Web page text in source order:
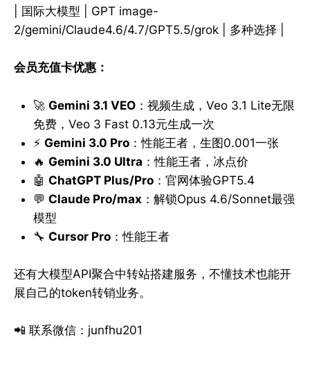
| 国际大模型 | GPT image-
2/gemini/Claude4.6/4.7/GPT5.5/grok | 多种选择 |
会员充值卡优惠：
🚀 Gemini 3.1 VEO ：视频生成，Veo 3.1 Lite无限
免费，Veo 3 Fast 0.13元生成一次
⚡ Gemini 3.0 Pro ：性能王者，生图0.001一张
🔥 Gemini 3.0 Ultra ：性能王者，冰点价
🤖 ChatGPT Plus/Pro ：官网体验GPT5.4
💬 Claude Pro/max ：解锁Opus 4.6/Sonnet最强
模型
🔧 Cursor Pro ：性能王者
还有大模型API聚合中转站搭建服务，不懂技术也能开
展自己的token转销业务。
📲 联系微信：junfhu201